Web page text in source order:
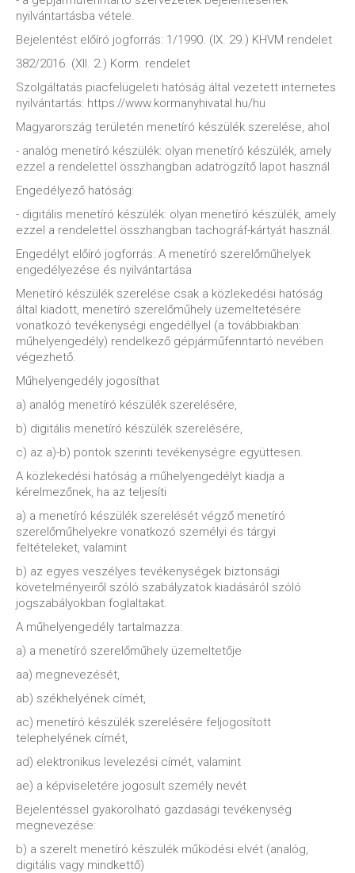
nyilvántartásba vétele.
Bejelentést előíró jogforrás: 1/1990. (IX. 29.) KHVM rendelet
382/2016. (XII. 2.) Korm. rendelet
Szolgáltatás piacfelügeleti hatóság által vezetett internetes
nyilvántartás: https://www.kormanyhivatal.hu/hu
Magyarország területén menetíró készülék szerelése, ahol
- analóg menetíró készülék: olyan menetíró készülék, amely
ezzel a rendelettel összhangban adatrögzítő lapot használ
Engedélyező hatóság:
- digitális menetíró készülék: olyan menetíró készülék, amely
ezzel a rendelettel összhangban tachográf-kártyát használ.
Engedélyt előíró jogforrás: A menetíró szerelőműhelyek
engedélyezése és nyilvántartása
Menetíró készülék szerelése csak a közlekedési hatóság
által kiadott, menetíró szerelőműhely üzemeltetésére
vonatkozó tevékenységi engedéllyel (a továbbiakban:
műhelyengedély) rendelkező gépjárműfenntartó nevében
végezhető.
Műhelyengedély jogosíthat
a) analóg menetíró készülék szerelésére,
b) digitális menetíró készülék szerelésére,
c) az a)-b) pontok szerinti tevékenységre együttesen.
A közlekedési hatóság a műhelyengedélyt kiadja a
kérelmezőnek, ha az teljesíti
a) a menetíró készülék szerelését végző menetíró
szerelőműhelyekre vonatkozó személyi és tárgyi
feltételeket, valamint
b) az egyes veszélyes tevékenységek biztonsági
követelményeiről szóló szabályzatok kiadásáról szóló
jogszabályokban foglaltakat.
A műhelyengedély tartalmazza:
a) a menetíró szerelőműhely üzemeltetője
aa) megnevezését,
ab) székhelyének címét,
ac) menetíró készülék szerelésére feljogosított
telephelyének címét,
ad) elektronikus levelezési címét, valamint
ae) a képviseletére jogosult személy nevét
Bejelentéssel gyakorolható gazdasági tevékenység
megnevezése:
b) a szerelt menetíró készülék működési elvét (analóg,
digitális vagy mindkettő)